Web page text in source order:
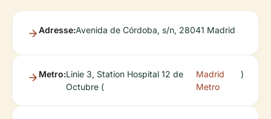
Adresse:Avenida de Córdoba, s/n, 28041 Madrid
Metro:Linie 3, Station Hospital 12 de
Octubre (
Madrid
Metro
)